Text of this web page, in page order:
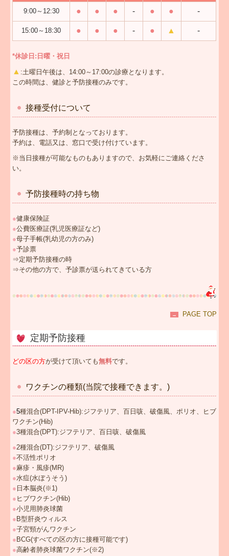
9:00～12:30 ● ● ● - ● ● -
15:00～18:30 ● ● ● - ● ▲ -
*休診日:日曜・祝日
▲ :土曜日午後は、14:00～17:00の診療となります。
この時間は、健診と予防接種のみです。
接種受付について
予防接種は、予約制となっております。
予約は、電話又は、窓口で受け付けています。
※当日接種が可能なものもありますので、お気軽にご連絡くださ
い。
予防接種時の持ち物
●健康保険証
●公費医療証(乳児医療証など)
●母子手帳(乳幼児の方のみ)
●予診票
⇒定期予防接種の時
⇒その他の方で、予診票が送られてきている方
→ PAGE TOP
定期予防接種
どの区の方が受けて頂いても無料です。
ワクチンの種類(当院で接種できます。)
●5種混合(DPT-IPV-Hib):ジフテリア、百日咳、破傷風、ポリオ、ヒブ
ワクチン(Hib)
●3種混合(DPT):ジフテリア、百日咳、破傷風
●2種混合(DT):ジフテリア、破傷風
●不活性ポリオ
●麻疹・風疹(MR)
●水痘(水ぼうそう)
● 日本脳炎(※1)
● ヒブワクチン(Hib)
●小児用肺炎球菌
● B型肝炎ウィルス
●子宮頸がんワクチン
● BCG(すべての区の方に接種可能です)
●高齢者肺炎球菌ワクチン(※2)